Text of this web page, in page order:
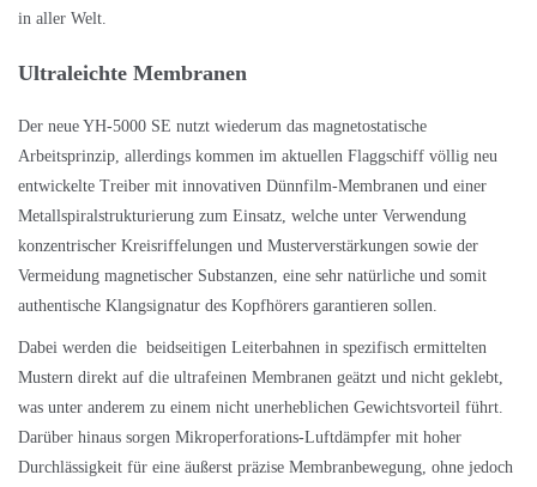
in aller Welt.
Ultraleichte Membranen
Der neue YH-5000 SE nutzt wiederum das magnetostatische
Arbeitsprinzip, allerdings kommen im aktuellen Flaggschiff völlig neu
entwickelte Treiber mit innovativen Dünnfilm-Membranen und einer
Metallspiralstrukturierung zum Einsatz, welche unter Verwendung
konzentrischer Kreisriffelungen und Musterverstärkungen sowie der
Vermeidung magnetischer Substanzen, eine sehr natürliche und somit
authentische Klangsignatur des Kopfhörers garantieren sollen.
Dabei werden die beidseitigen Leiterbahnen in spezifisch ermittelten
Mustern direkt auf die ultrafeinen Membranen geätzt und nicht geklebt,
was unter anderem zu einem nicht unerheblichen Gewichtsvorteil führt.
Darüber hinaus sorgen Mikroperforations-Luftdämpfer mit hoher
Durchlässigkeit für eine äußerst präzise Membranbewegung, ohne jedoch